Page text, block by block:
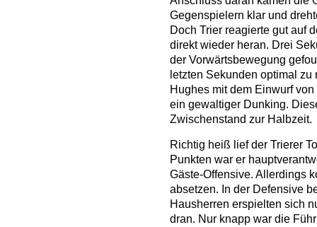
Gegenspielern klar und
Doch Trier reagierte gut auf
direkt wieder heran. Drei
der Vorwärtsbewegung
letzten Sekunden optimal
Hughes mit dem Einwurf
ein gewaltiger Dunking.
Zwischenstand zur Halbzeit.
Richtig heiß lief der Trierer
Punkten war er
Gäste-Offensive. Allerdings
absetzen. In der Defensive
Hausherren erspielten sich
dran. Nur knapp war die